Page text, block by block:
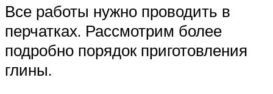
Все работы нужно проводить в
перчатках. Рассмотрим более
подробно порядок приготовления
глины.